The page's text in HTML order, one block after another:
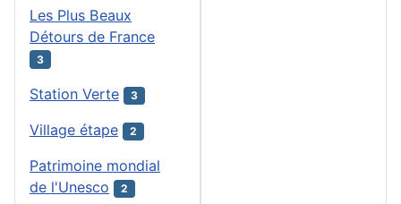
Les Plus Beaux
Détours de France
3
Station Verte 3
Village étape 2
Patrimoine mondial
de l'Unesco
2